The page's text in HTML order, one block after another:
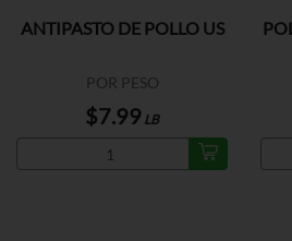
ANTIPASTO DE POLLO US
POR PESO
$7.99 LB